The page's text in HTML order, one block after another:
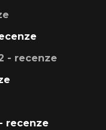
- recenze
recenze